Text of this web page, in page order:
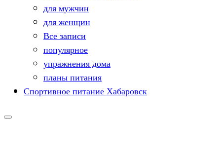
для мужчин
для женщин
Все записи
популярное
упражнения дома
планы питания
Спортивное питание Хабаровск